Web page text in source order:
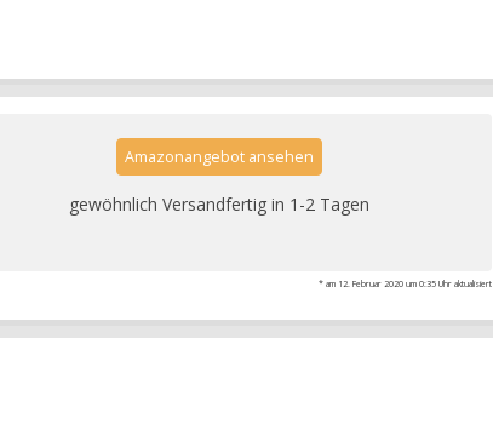
Amazonangebot ansehen
gewöhnlich Versandfertig in 1-2 Tagen
* am 12. Februar 2020 um 0:35 Uhr aktualisiert